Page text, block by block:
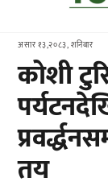
असार १३,२०८३, शनिबार
कोशी
तय